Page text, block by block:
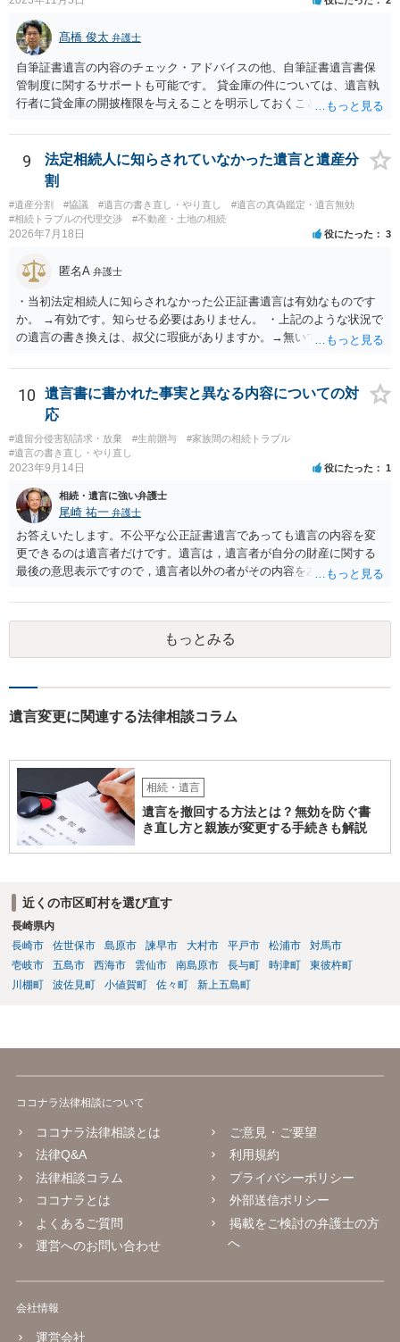
髙橋 俊太 弁護士
自筆証書遺言の内容のチェック・アドバイスの他、自筆証書遺言書保
管制度に関するサポートも可能です。 貸金庫の件については、遺言執
行者に貸金庫の開披権限を与えることを明示しておくことでクリアで
9
法定相続人に知らされていなかった遺言と遺産分
割
#遺産分割 #協議 #遺言の書き直し・やり直し
#遺言の真偽鑑定・遺言無効
#相続トラブルの代理交渉
#不動産・土地の相続
2026年7月18日 役にたった 3
匿名A 弁護士
・当初法定相続人に知らされなかった公正証書遺言は有効なものです
か。 →有効です。知らせる必要はありません。 ・上記のような状況で
の遺言の書き換えは、叔父に瑕疵がありますか。→無いです。 ・分割
ますか。 →本人が自由に決められますので、どこが妥当とは言えない
です。客観的な基準もありません。 ・できれば穏やかに、分割を拒否
することはできますか。 →分割を拒否するということは、遺産はいら
ないということでしょうか。遺言で、受取を指定されててもいらない
と拒否することはできます。理由を説明する必要はありません。
10
遺言書に書かれた事実と異なる内容についての対
応
#遺留分侵害額請求・放棄 #生前贈与
#家族間の相続トラブル
#遺言の書き直し・やり直し
2023年9月14日 役にたった 1
相続・遺言に強い弁護士
尾崎 祐一 弁護士
お答えいたします。不公平な公正証書遺言であっても遺言の内容を変
更できるのは遺言者だけです。遺言は，遺言者が自分の財産に関する
最後の意思表示ですので，遺言者以外の者がその内容を左右させるこ
とはできないのです。
もっとみる
遺言変更に関連する法律相談コラム
相続・遺言
遺言を撤回する方法とは？無効を防ぐ書
き直し方と親族が変更する手続きも解説
近くの市区町村を選び直す
長崎県内
長崎市
佐世保市 島原市 諫早市 大村市 平戸市 松浦市
対馬市
壱岐市
五島市 西海市 雲仙市 南島原市 長与町 時津町
東彼杵町
川棚町
波佐見町 小値賀町 佐々町 新上五島町
ココナラ法律相談について
ココナラ法律相談とは
法律Q&A
法律相談コラム
ココナラとは
よくあるご質問
運営へのお問い合わせ
ご意見・ご要望
利用規約
プライバシーポリシー
外部送信ポリシー
掲載をご検討の弁護士の方
へ
会社情報
運営会社